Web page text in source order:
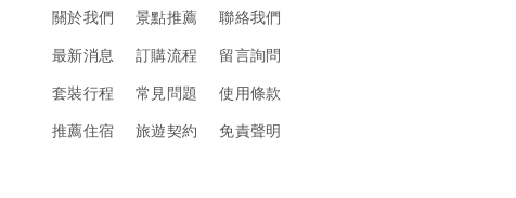
關於我們
最新消息
套裝行程
推薦住宿
景點推薦
訂購流程
常見問題
旅遊契約
聯絡我們
留言詢問
使用條款
免責聲明